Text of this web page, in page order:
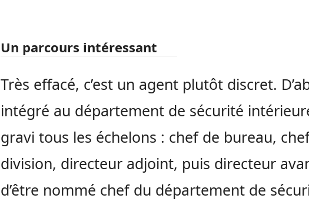
Un parcours intéressant
Très effacé, c’est un agent plutôt discret.
intégré au département de sécurité
gravi tous les échelons : chef de bureau,
division, directeur adjoint, puis directeur
d’être nommé chef du département de